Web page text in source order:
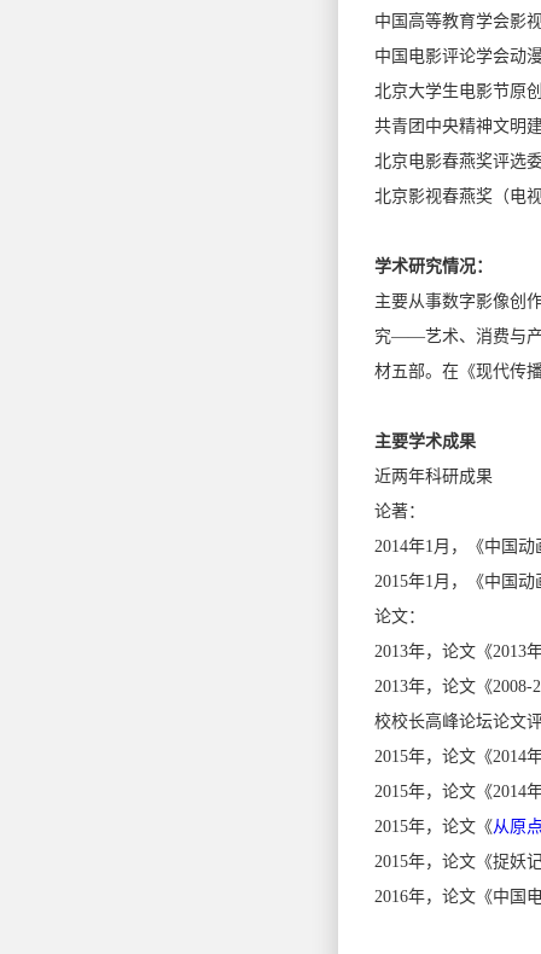
中国高等教育学会影
中国电影评论学会动
北京大学生电影节原
共青团中央精神文明
北京电影春燕奖评选
北京影视春燕奖（电
学术研究情况：
主要从事数字影像创
究——艺术、消费与产
材五部。在《现代传
主要学术成果
近两年科研成果
论著：
2014年1月，《中国
2015年1月，《中国
论文：
2013年，论文《2013
2013年，论文《
校校长高峰论坛论文
2015年，论文《2014
2015年，论文《2014
2015年，论文《从原
2015年，论文《捉妖
2016年，论文《中国